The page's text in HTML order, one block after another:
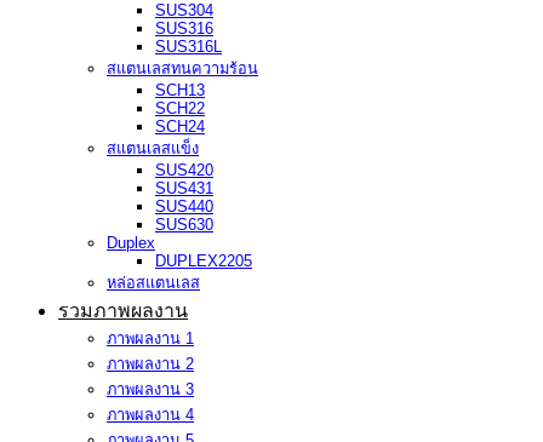
SUS304
SUS316
SUS316L
สแตนเลสทนความร้อน
SCH13
SCH22
SCH24
สแตนเลสแข็ง
SUS420
SUS431
SUS440
SUS630
Duplex
DUPLEX2205
หล่อสแตนเลส
รวมภาพผลงาน
ภาพผลงาน 1
ภาพผลงาน 2
ภาพผลงาน 3
ภาพผลงาน 4